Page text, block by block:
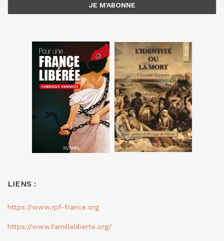
LIENS :
https://www.rpf-france.org
https://www.familleliberte.org/